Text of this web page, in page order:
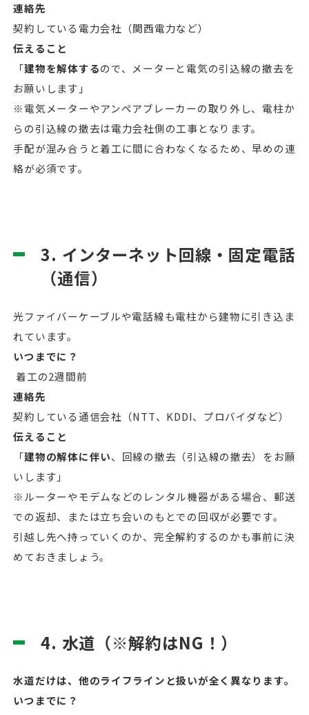
連絡先
契約している電力会社（関西電力など）
伝えること
「建物を解体するので、メーターと電気の引込線の撤去を
お願いします」
※電気メーターやアンペアブレーカーの取り外し、電柱か
らの引込線の撤去は電力会社側の工事となります。
手配が混み合うと着工に間に合わなくなるため、早めの連
絡が必須です。
3. インターネット回線・固定電話
（通信）
光ファイバーケーブルや電話線も電柱から建物に引き込ま
れています。
いつまでに？
着工の2週間前
連絡先
契約している通信会社（NTT、KDDI、プロバイダなど）
伝えること
「建物の解体に伴い、回線の撤去（引込線の撤去）をお願
いします」
※ルーターやモデムなどのレンタル機器がある場合、郵送
での返却、または立ち会いのもとでの回収が必要です。
引越し先へ持っていくのか、完全解約するのかも事前に決
めておきましょう。
4. 水道（※解約はNG！）
水道だけは、他のライフラインと扱いが全く異なります。
いつまでに？